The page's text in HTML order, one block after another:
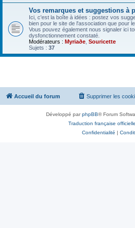
Vos remarques et suggestions à
Ici, c'est la boîte à idées : postez vos
bien pour le site de l'association que pour le
Vous pouvez également nous signaler ici
dysfonctionnement constaté.
Modérateurs : Myriaðe Souricette
Sujets : 37
Accueil du forum Supprimer les
Développé parphpBB® Forum
Traduction française officielle
Confidentialité |